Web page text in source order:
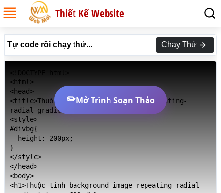
Thiết Kế Website
Tự code rồi chạy thử... Chạy Thử
<html>
<head>
<title>Thuộc tính background-image repeating-
radial-gradient trong CSS</title>
<style>
#divbg{
}
</style>
</head>
<body>
<h1>Thuộc tính background-image repeating-radial-
✏️Mở Trình Soạn Thảo